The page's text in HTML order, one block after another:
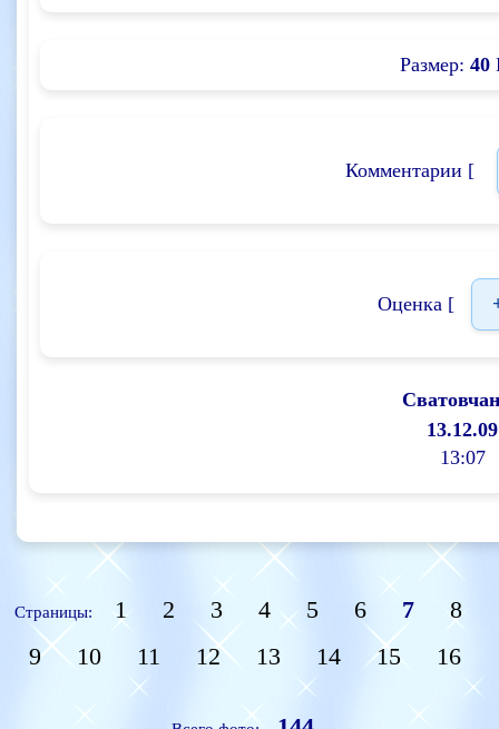
Размер: 40
Комментарии [
Оценка [
13.12.09
13:07
Страницы: 1 2 3 4 5 6 7
8
9
10 11 12 13 14 15 16